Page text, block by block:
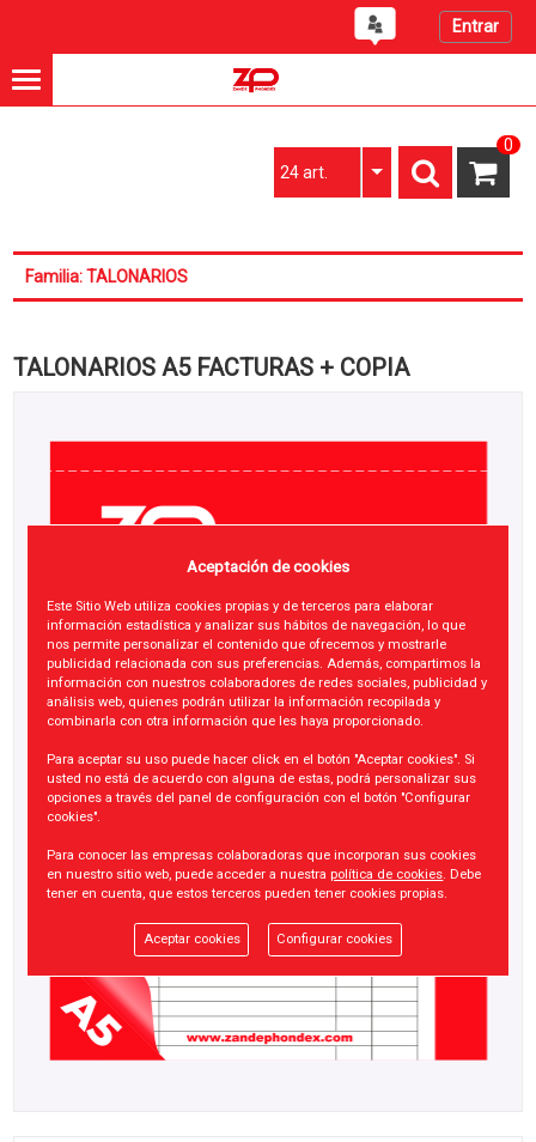
Entrar
0
24 art.
Familia: TALONARIOS
TALONARIOS A5 FACTURAS + COPIA
Aceptación de cookies
Este Sitio Web utiliza cookies propias y de terceros para elaborar
información estadística y analizar sus hábitos de navegación, lo que
nos permite personalizar el contenido que ofrecemos y mostrarle
publicidad relacionada con sus preferencias. Además, compartimos la
información con nuestros colaboradores de redes sociales, publicidad y
análisis web, quienes podrán utilizar la información recopilada y
combinarla con otra información que les haya proporcionado.
Para aceptar su uso puede hacer click en el botón "Aceptar cookies". Si
usted no está de acuerdo con alguna de estas, podrá personalizar sus
opciones a través del panel de configuración con el botón "Configurar
cookies".
Para conocer las empresas colaboradoras que incorporan sus cookies
en nuestro sitio web, puede acceder a nuestra política de cookies. Debe
tener en cuenta, que estos terceros pueden tener cookies propias.
Aceptar cookies Configurar cookies